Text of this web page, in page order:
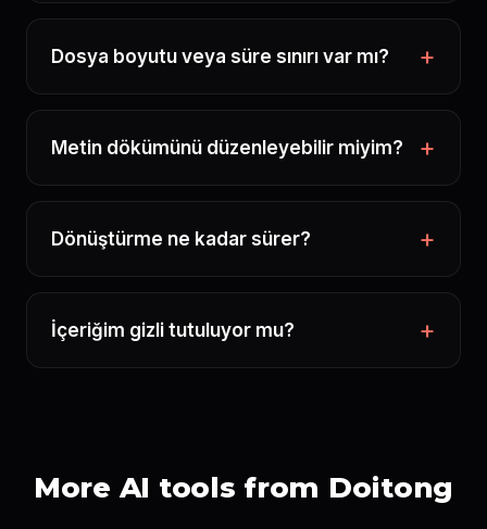
Dosya boyutu veya süre sınırı var mı?
Metin dökümünü düzenleyebilir miyim?
Dönüştürme ne kadar sürer?
İçeriğim gizli tutuluyor mu?
More AI tools from Doitong